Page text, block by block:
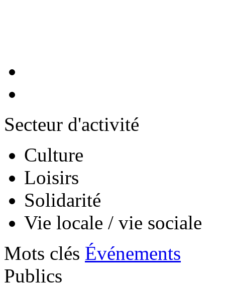
Secteur d'activité
Culture
Loisirs
Solidarité
Vie locale / vie sociale
Mots clés Événements
Publics